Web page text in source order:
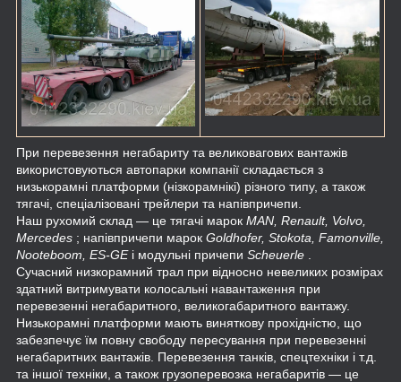
При перевезення негабариту та великовагових вантажів
використовуються автопарки компанії складається з
низькорамні платформи (нізкорамнікі) різного типу, а також
тягачі, спеціалізовані трейлери та напівпричепи.
Наш рухомий склад ― це тягачі марок MAN, Renault, Volvo,
Mercedes ; напівпричепи марок Goldhofer, Stokota, Famonville,
Nooteboom, ES-GEі модульні причепи Scheuerle
Сучасний низкорамний трал при відносно невеликих розмірах
здатний витримувати колосальні навантаження при
перевезенні негабаритного, великогабаритного вантажу.
Низькорамні платформи мають виняткову прохідністю, що
забезпечує їм повну свободу пересування при перевезенні
негабаритних вантажів. Перевезення танків, спецтехніки і т.д.
та іншої техніки, а також грузоперевозка негабаритів ― це